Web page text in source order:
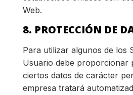
Web.
8. PROTECCIÓN DE
Para utilizar algunos de los
Usuario debe proporcionar
ciertos datos de carácter
empresa tratará